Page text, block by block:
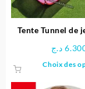
Tente Tunnel de
د.ج
Choix des